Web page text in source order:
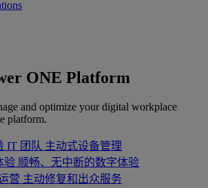
ONE Platform
and optimize your digital workplace
platform.
IT 团队 主动式设备管理
验 顺畅、无中断的数字体验
营 主动修复和出众服务